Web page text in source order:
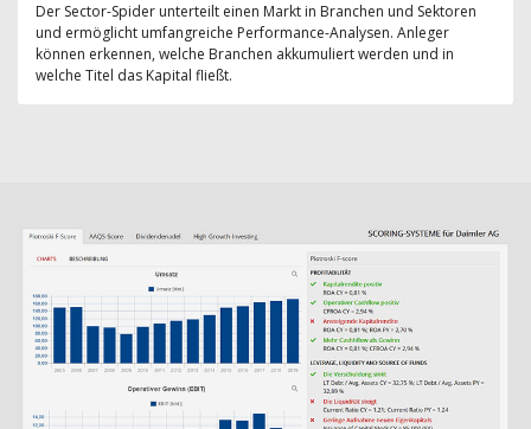
Der Sector-Spider unterteilt einen Markt in Branchen und Sektoren
und ermöglicht umfangreiche Performance-Analysen. Anleger
können erkennen, welche Branchen akkumuliert werden und in
welche Titel das Kapital fließt.